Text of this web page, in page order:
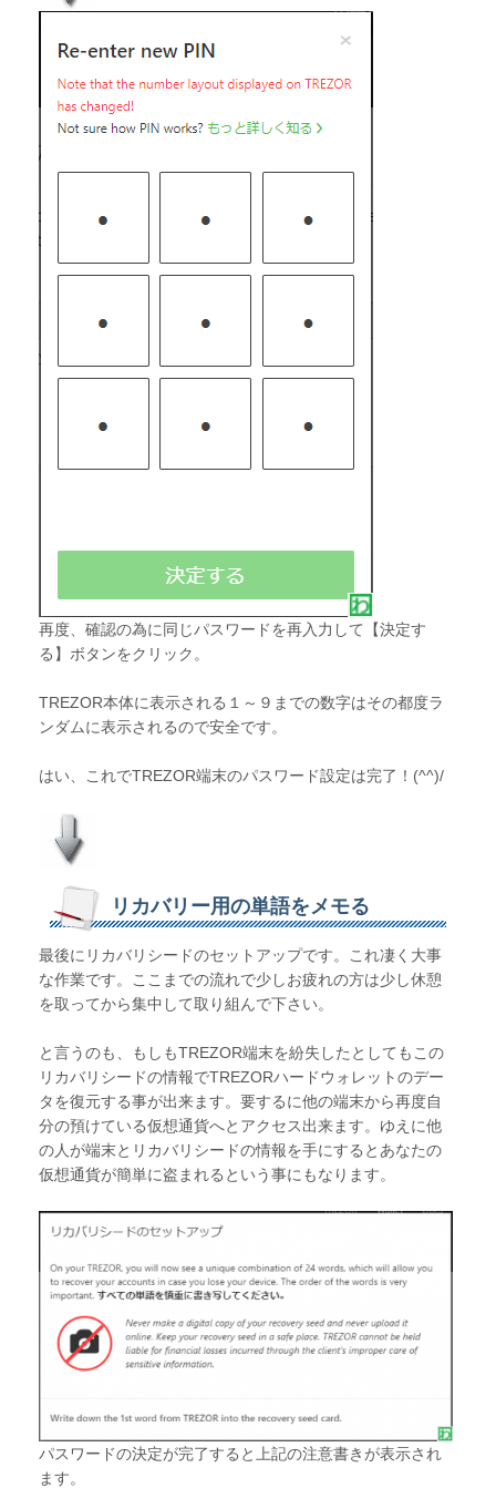
再度、確認の為に同じパスワードを再入力して【決定す
る】ボタンをクリック。
TREZOR本体に表示される１～９までの数字はその都度ラ
ンダムに表示されるので安全です。
はい、これでTREZOR端末のパスワード設定は完了！(^^)/
リカバリー用の単語をメモる
最後にリカバリシードのセットアップです。これ凄く大事
な作業です。ここまでの流れで少しお疲れの方は少し休憩
を取ってから集中して取り組んで下さい。
と言うのも、もしもTREZOR端末を紛失したとしてもこの
リカバリシードの情報でTREZORハードウォレットのデー
タを復元する事が出来ます。要するに他の端末から再度自
分の預けている仮想通貨へとアクセス出来ます。ゆえに他
の人が端末とリカバリシードの情報を手にするとあなたの
仮想通貨が簡単に盗まれるという事にもなります。
パスワードの決定が完了すると上記の注意書きが表示され
ます。